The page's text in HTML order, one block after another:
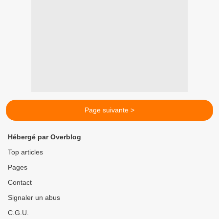
Page suivante >
Hébergé par Overblog
Top articles
Pages
Contact
Signaler un abus
C.G.U.